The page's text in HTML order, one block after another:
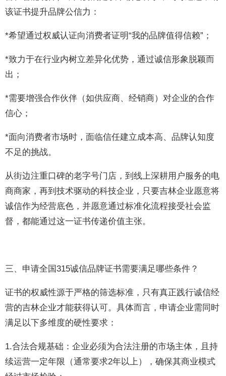
该证书提升品牌公信力：
*希望通过权威认证向消费者证明“我的品牌值得信赖”；
*致力于在行业内树立差异化优势，通过诚信形象脱颖而
出；
*需要增强合作伙伴（如供应商、经销商）对企业的合作
信心；
*面向消费者市场时，面临信任建立成本高、品牌认知度
不足的挑战。
从街边注重口碑的老字号门店，到线上深耕用户服务的电
商商家，再到技术驱动的科技企业，只要吉林企业愿意将
诚信作为经营底色，并愿意通过标准化流程接受社会监
督，都能通过这一证书传递价值主张。
三、申请全国315诚信品牌证书需要满足哪些条件？
证书的权威性源于严格的筛选标准，只有真正践行诚信经
营的吉林企业才能获得认可。具体而言，申请企业需同时
满足以下多维度的硬性要求：
1.合法合规基础：企业必须为合法注册的市场主体，且持
续运营一定年限（通常要求2年以上），确保其商业模式